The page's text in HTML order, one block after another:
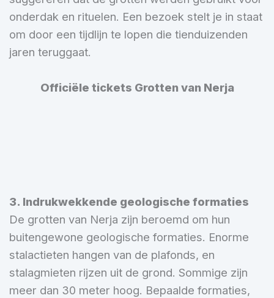
onderdak en rituelen. Een bezoek stelt je in staat
om door een tijdlijn te lopen die tienduizenden
jaren teruggaat.
Officiële tickets Grotten van Nerja
3. Indrukwekkende geologische formaties
De grotten van Nerja zijn beroemd om hun
buitengewone geologische formaties. Enorme
stalactieten hangen van de plafonds, en
stalagmieten rijzen uit de grond. Sommige zijn
meer dan 30 meter hoog. Bepaalde formaties,